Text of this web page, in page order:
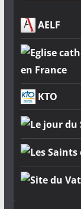
AELF
en France
KTO